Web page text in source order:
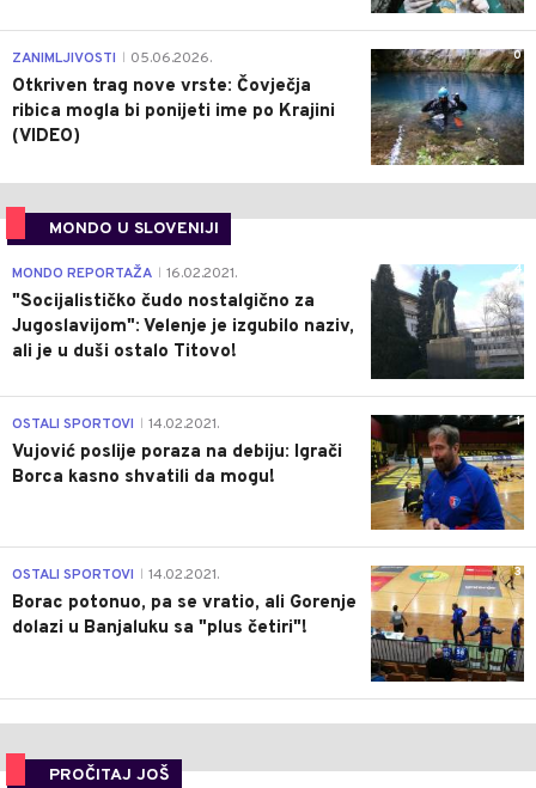
0
ZANIMLJIVOSTI 05.06.2026.
Otkriven trag nove vrste: Čovječja
ribica mogla bi ponijeti ime po Krajini
(VIDEO)
MONDO U SLOVENIJI
4
MONDO REPORTAŽA 16.02.2021.
"Socijalističko čudo nostalgično za
Jugoslavijom": Velenje je izgubilo naziv,
ali je u duši ostalo Titovo!
1
OSTALI SPORTOVI 14.02.2021.
Vujović poslije poraza na debiju: Igrači
Borca kasno shvatili da mogu!
3
OSTALI SPORTOVI 14.02.2021.
Borac potonuo, pa se vratio, ali Gorenje
dolazi u Banjaluku sa "plus četiri"!
PROČITAJ JOŠ